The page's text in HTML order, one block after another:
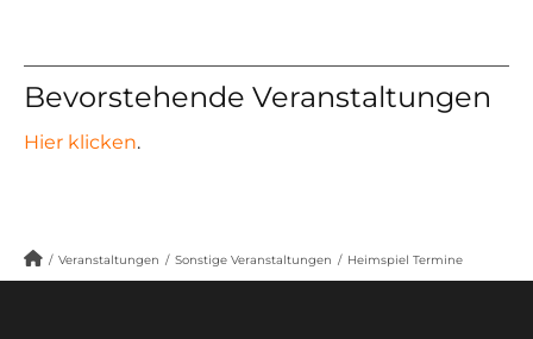
Bevorstehende Veranstaltungen
Hier klicken.
/ Veranstaltungen / Sonstige Veranstaltungen / Heimspiel Termine